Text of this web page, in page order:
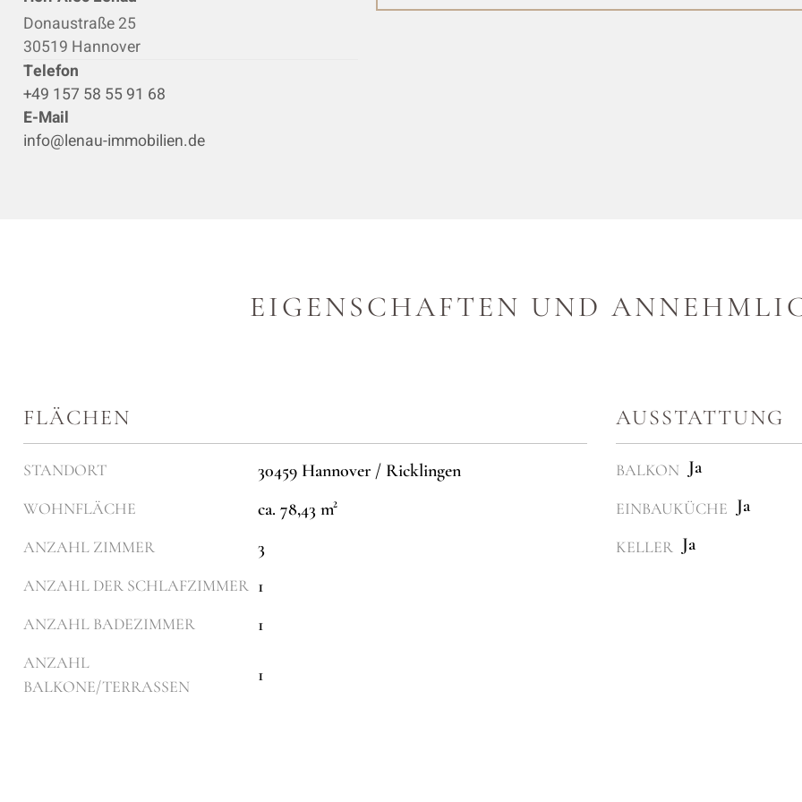
Donaustraße 25
30519 Hannover
Telefon
+49 157 58 55 91 68
E-Mail
info@lenau-immobilien.de
EIGENSCHAFTEN UND
FLÄCHEN
STANDORT 30459 Hannover / Ricklingen
WOHNFLÄCHE ca. 78,43 m²
ANZAHL ZIMMER 3
ANZAHL DER SCHLAFZIMMER 1
ANZAHL BADEZIMMER 1
ANZAHL
BALKONE/TERRASSEN
1
AUSSTATTUNG
BALKON Ja
EINBAUKÜCHE Ja
KELLER Ja